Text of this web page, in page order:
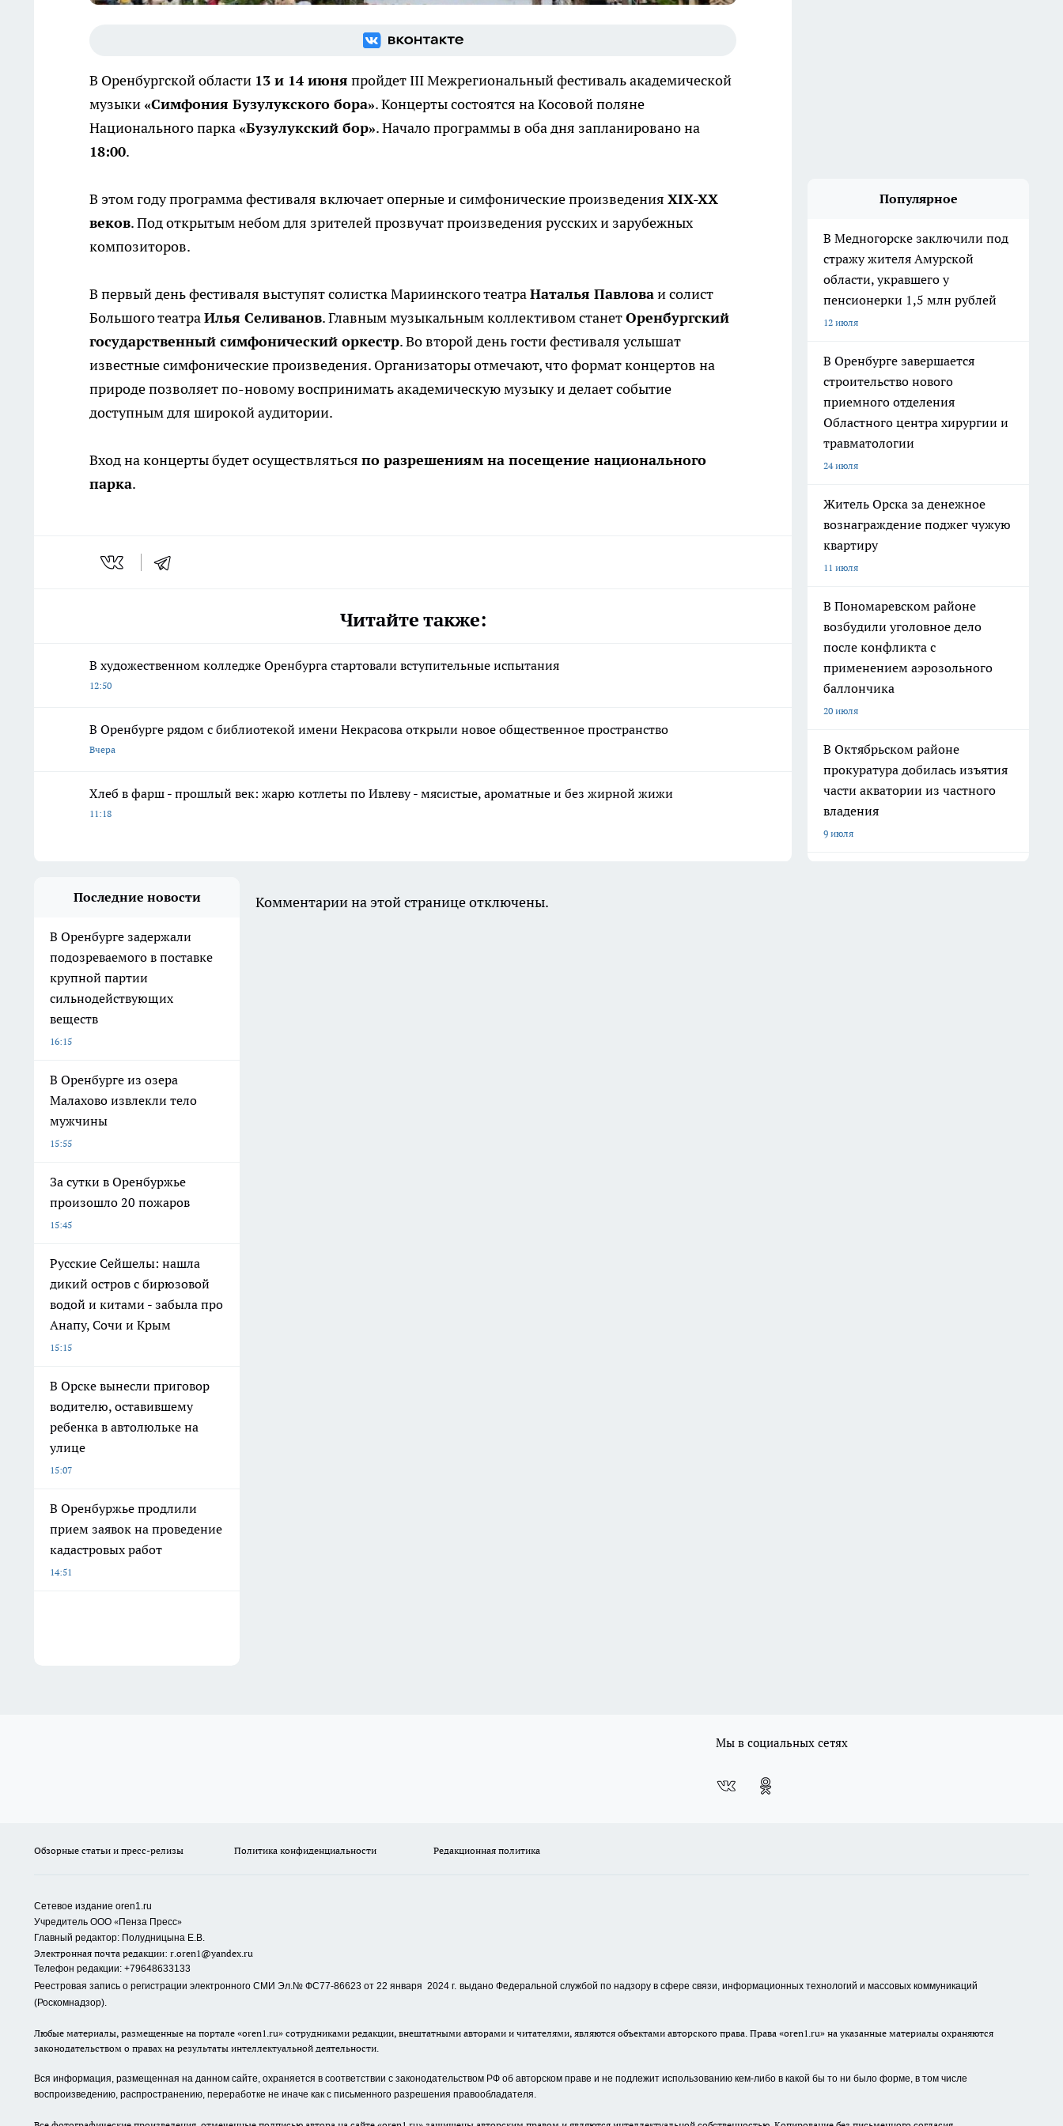
В Оренбургской области 13 и 14 июня пройдет III Межрегиональный фестиваль академической
музыки «Симфония Бузулукского бора». Концерты состоятся на Косовой поляне
Национального парка «Бузулукский бор». Начало программы в оба дня запланировано на
18:00.
В этом году программа фестиваля включает оперные и симфонические произведения XIX-XX
веков. Под открытым небом для зрителей прозвучат произведения русских и зарубежных
композиторов.
В первый день фестиваля выступят солистка Мариинского театраНаталья Павловаи солист
Большого театраИлья Селиванов. Главным музыкальным коллективом станетОренбургский
государственный симфонический оркестр. Во второй день гости фестиваля услышат
известные симфонические произведения. Организаторы отмечают, что формат концертов на
природе позволяет по-новому воспринимать академическую музыку и делает событие
доступным для широкой аудитории.
Вход на концерты будет осуществляться по разрешениям на посещение национального
парка.
Читайте также:
В художественном колледже Оренбурга стартовали вступительные испытания
12:50
В Оренбурге рядом с библиотекой имени Некрасова открыли новое общественное пространство
Вчера
Хлеб в фарш - прошлый век: жарю котлеты по Ивлеву - мясистые, ароматные и без жирной жижи
11:18
Популярное
В Медногорске заключили под
стражу жителя Амурской
области, укравшего у
пенсионерки 1,5 млн рублей
12 июля
В Оренбурге завершается
строительство нового
приемного отделения
Областного центра хирургии и
травматологии
24 июля
Житель Орска за денежное
вознаграждение поджег чужую
квартиру
11 июля
В Пономаревском районе
возбудили уголовное дело
после конфликта с
применением аэрозольного
баллончика
20 июля
В Октябрьском районе
прокуратура добилась изъятия
части акватории из частного
владения
9 июля
Последние новости
В Оренбурге задержали
подозреваемого в поставке
крупной партии
сильнодействующих
веществ
16:15
В Оренбурге из озера
Малахово извлекли тело
мужчины
15:55
За сутки в Оренбуржье
произошло 20 пожаров
15:45
Русские Сейшелы: нашла
дикий остров с бирюзовой
водой и китами - забыла про
Анапу, Сочи и Крым
15:15
В Орске вынесли приговор
водителю, оставившему
ребенка в автолюльке на
улице
15:07
В Оренбуржье продлили
прием заявок на проведение
кадастровых работ
14:51
Комментарии на этой странице отключены.
Мы в социальных сетях
Обзорные статьи и пресс-релизы Политика конфиденциальности Редакционная политика
Сетевое издание oren1.ru
Учредитель ООО «Пенза Пресс»
Главный редактор: Полудницына Е.В.
Электронная почта редакции: r.oren1@yandex.ru
Телефон редакции: +79648633133
Реестровая запись о регистрации электронного СМИ Эл.№ ФС77-86623 от 22 января 2024 г. выдано Федеральной службой по надзору в сфере связи, информационных технологий и массовых коммуникаций
(Роскомнадзор).
Любые материалы, размещенные на портале «oren1.ru» сотрудниками редакции, внештатными авторами и читателями, являются объектами авторского права. Права «oren1.ru» на указанные материалы охраняются
законодательством о правах на результаты интеллектуальной деятельности.
Вся информация, размещенная на данном сайте, охраняется в соответствии с законодательством РФ об авторском праве и не подлежит использованию кем-либо в какой бы то ни было форме, в том числе
воспроизведению, распространению, переработке не иначе как с письменного разрешения правообладателя.